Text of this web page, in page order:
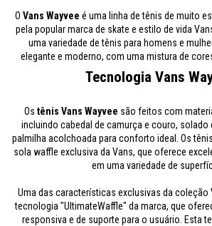
O Vans Wayvee é uma linha de tênis de muito
pela popular marca de skate e estilo de vida
uma variedade de tênis para homens e
elegante e moderno, com uma mistura de
Tecnologia Vans
Os tênis Vans Wayvee são feitos com
incluindo cabedal de camurça e couro, solado
palmilha acolchoada para conforto ideal. Os
sola waffle exclusiva da Vans, que oferece
em uma variedade de
Uma das características exclusivas da coleção
tecnologia "UltimateWaffle" da marca, que
responsiva e de suporte para o usuário. Esta